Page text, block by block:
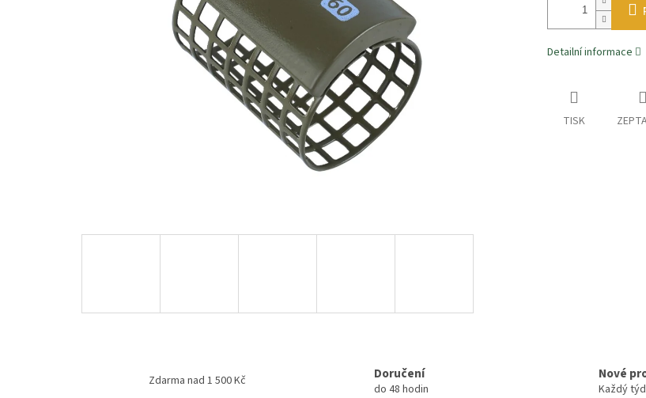
Detailní informace
TISK
Zdarma nad 1 500 Kč Doručení
do 48 hodin
Nové
Každý